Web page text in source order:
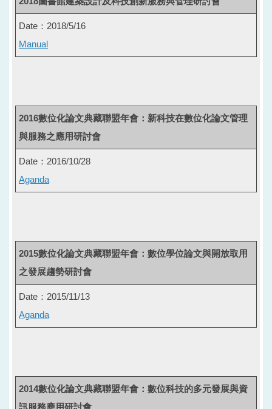
Date：2018/5/16
Manual
2016數位化論文典藏聯盟年會：新科技在數位化論文管理
與服務之應用研討會
Date：2016/10/28
Aganda
2015數位化論文典藏聯盟年會：數位學位論文與開放取用
之發展趨勢研討會
Date：2015/11/13
Aganda
2014數位化論文典藏聯盟年會：數位科技的多元發展與資
訊服務應用研討會